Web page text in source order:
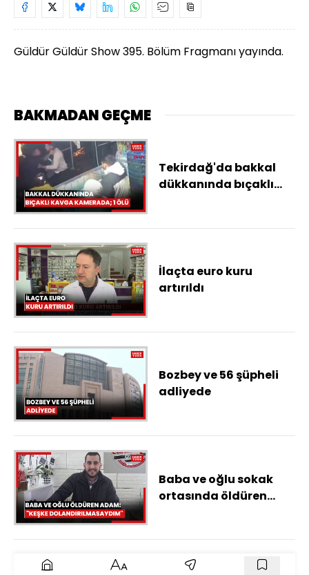
Güldür Güldür Show 395. Bölüm Fragmanı yayında.
BAKMADAN GEÇME
Tekirdağ'da bakkal
dükkanında bıçaklı
İlaçta euro kuru
artırıldı
Bozbey ve 56 şüpheli
adliyede
Baba ve oğlu sokak
ortasında öldüren